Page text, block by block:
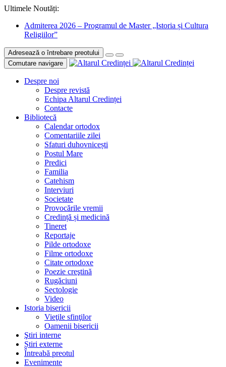
Ultimele Noutăți:
Admiterea 2026 – Programul de Master „Istoria și Cultura
Religiilor”
Adresează o întrebare preotului
Comutare navigare
Despre noi
Despre revistă
Echipa Altarul Credinței
Contacte
Bibliotecă
Calendar ortodox
Comentariile zilei
Sfaturi duhovnicești
Postul Mare
Predici
Familia
Catehism
Interviuri
Societate
Provocările vremii
Credință și medicină
Tineret
Reportaje
Pilde ortodoxe
Filme ortodoxe
Citate ortodoxe
Poezie creştină
Rugăciuni
Sectologie
Video
Istoria bisericii
Vieţile sfinţilor
Oamenii bisericii
Ştiri interne
Știri externe
Întreabă preotul
Evenimente